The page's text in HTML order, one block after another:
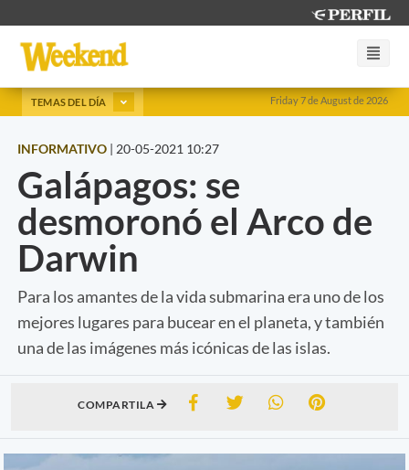
Friday 7 de August de 2026
TEMAS DEL DÍA
INFORMATIVO | 20-05-2021 10:27
Galápagos: se
desmoronó el Arco de
Darwin
Para los amantes de la vida submarina era uno de los
mejores lugares para bucear en el planeta, y también
una de las imágenes más icónicas de las islas.
COMPARTILA